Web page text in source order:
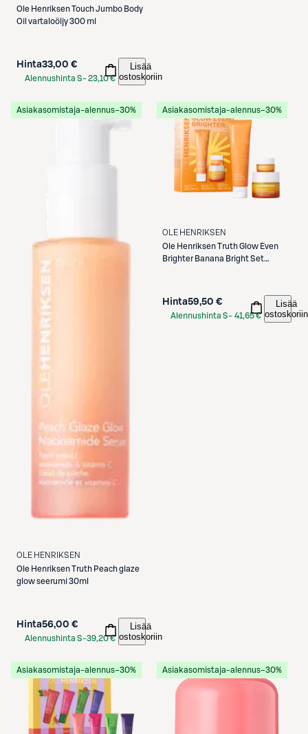
Ole HenriksenTouch Jumbo Body
Oil vartaloöljy 300 ml
Hinta33,00 €
Alennushinta S-23,10 €
Lisää
ostoskoriin
Asiakasomistaja-alennus−30%
OLE HENRIKSEN
Ole HenriksenTruth Peach glaze
glow seerumi 30ml
Hinta56,00 €
Alennushinta S-39,20 €
Lisää
ostoskoriin
Asiakasomistaja-alennus−30%
OLE HENRIKSEN
Ole HenriksenTruth Glow Even
Brighter Banana Bright Set
Hinta59,50 €
Alennushinta S- 41,65 €
Lisää
ostoskoriin
Asiakasomistaja-alennus−30% Asiakasomistaja-alennus−30%